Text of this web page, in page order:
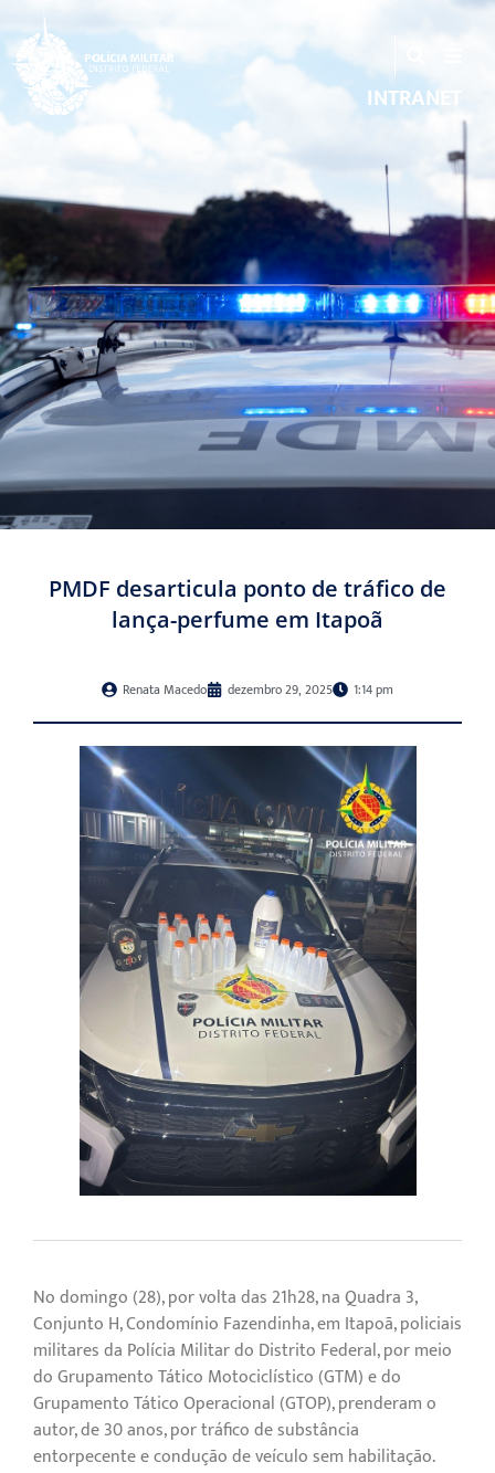
INTRANET
PMDF desarticula ponto de tráfico de
lança-perfume em Itapoã
Renata Macedo dezembro 29, 2025 1:14 pm
No domingo (28), por volta das 21h28, na Quadra 3,
Conjunto H, Condomínio Fazendinha, em Itapoã, policiais
militares da Polícia Militar do Distrito Federal, por meio
do Grupamento Tático Motociclístico (GTM) e do
Grupamento Tático Operacional (GTOP), prenderam o
autor, de 30 anos, por tráfico de substância
entorpecente e condução de veículo sem habilitação.